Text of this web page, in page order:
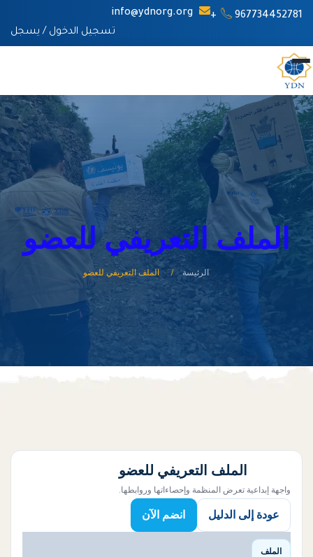
967734452781+
info@ydnorg.org
تسجيل الدخول / يسجل
الملف التعريفي للعضو
الرئيسة الملف التعريفي للعضو
الملف التعريفي للعضو
واجهة إبداعية تعرض المنظمة وإحصاءاتها وروابطها.
عودة إلى الدليل انضم الآن
الملف